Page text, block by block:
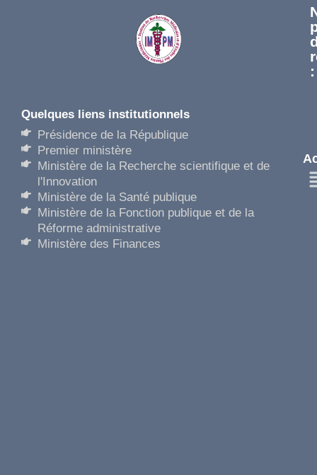
:
Quelques liens institutionnels​
Présidence de la République
Premier ministère
Ministère de la Recherche scientifique et de
l'Innovation
Ministère de la Santé publique
Ministère de la Fonction publique et de la
Réforme administrative
Ministère des Finances